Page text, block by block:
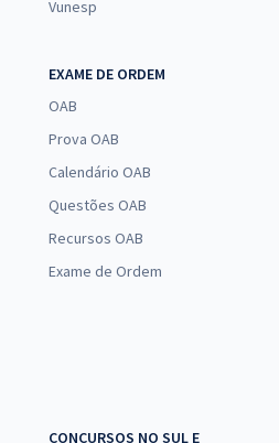
Vunesp
EXAME DE ORDEM
OAB
Prova OAB
Calendário OAB
Questões OAB
Recursos OAB
Exame de Ordem
CONCURSOS NO SUL E